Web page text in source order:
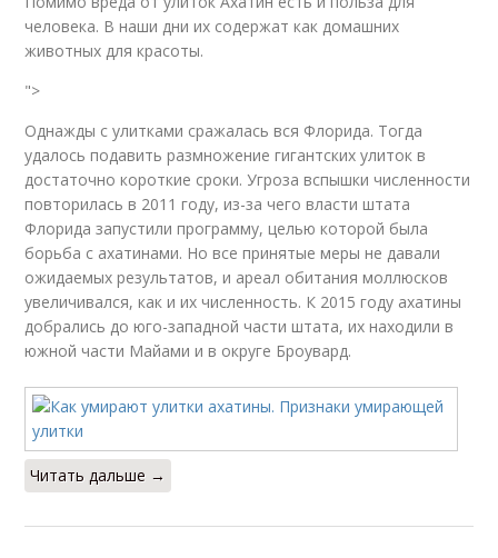
человека. В наши дни их содержат как домашних
животных для красоты.
">
Однажды с улитками сражалась вся Флорида. Тогда
удалось подавить размножение гигантских улиток в
достаточно короткие сроки. Угроза вспышки численности
повторилась в 2011 году, из-за чего власти штата
Флорида запустили программу, целью которой была
борьба с ахатинами. Но все принятые меры не давали
ожидаемых результатов, и ареал обитания моллюсков
увеличивался, как и их численность. К 2015 году ахатины
добрались до юго-западной части штата, их находили в
южной части Майами и в округе Броувард.
Читать дальше →